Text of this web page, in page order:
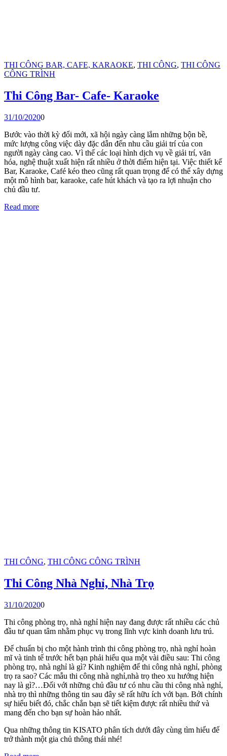
THI CÔNG BAR, CAFE, KARAOKE, THI CÔNG, THI CÔNG
CÔNG TRÌNH
Thi Công Bar- Cafe- Karaoke
31/10/20200
Bước vào thời kỳ đổi mới, xã hội ngày càng lắm những bộn bề,
mức lượng công việc dày đặc dẫn đến nhu cầu giải trí của con
người ngày càng cao. Vì thế các loại hình dịch vụ về giải trí, văn
hóa, nghệ thuật xuất hiện rất nhiều ở thời điểm hiện tại. Việc thiết kế
Bar, Karaoke, Café kéo theo cũng rất quan trọng để có thể xây dựng
một mô hình bar, karaoke, cafe hút khách và tạo ra lợi nhuận cho
chủ đầu tư.
Read more
THI CÔNG, THI CÔNG CÔNG TRÌNH
Thi Công Nhà Nghỉ, Nhà Trọ
31/10/20200
Thi công phòng trọ, nhà nghỉ hiện nay đang được rất nhiều các chủ
đầu tư quan tâm nhằm phục vụ trong lĩnh vực kinh doanh lưu trú.
Để chuẩn bị cho một hành trình thi công phòng trọ, nhà nghỉ hoàn
mĩ và tinh tế trước hết bạn phải hiểu qua một vài điều sau: Thi công
phòng trọ, nhà nghỉ là gì? Kinh nghiệm để thi công nhà nghỉ, phòng
trọ ra sao? Các mẫu thi công nhà nghỉ,nhà trọ theo xu hướng hiện
nay là gì?…Đối với những chủ đầu tư có nhu cầu thi công nhà nghỉ,
nhà trọ thì những thông tin sau đây sẽ rất hữu ích với bạn. Bởi chính
sự hiểu biết đó, chắc chắn bạn sẽ tiết kiệm được rất nhiều thứ và
mang đến cho bạn sự hoàn hảo nhất.
Qua những thông tin KISATO phân tích dưới đây cùng tìm hiểu để
trở thành một gia chủ thông thái nhé!